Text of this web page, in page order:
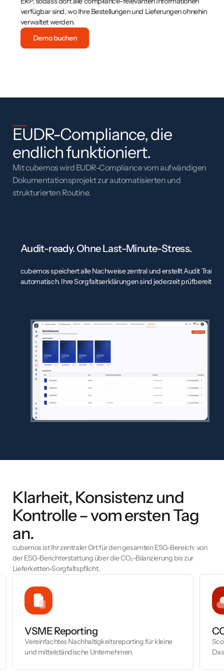
verfügbar sind, wo Ihre Bestellungen und Lieferungen ohnehin
verwaltet werden.
Demo buchen
EUDR-Compliance, die
endlich funktioniert.
Mit cubemos wird EUDR-Compliance vom aufwändigen
Dokumentationsprojekt zur automatisierten und
strukturierten Routine.
Audit-ready. Ohne Last-Minute-Stress.
cubemos speichert alle Nachweise zentral und erstellt Audit Trails
automatisch. Ihre Sorgfaltserklärungen sind jederzeit prüfbereit.
Klarheit, Konsistenz und
Kontrolle – vom ersten Tag
an.
cubemos ist Ihr zentraler Ort für den gesamten ESG-Bereich: von
der ESG-Berichterstattung über die CO₂-Bilanzierung bis zur
Lieferketten-Sorgfaltspflicht.
VSME Reporting
Vereinfachtes Nachhaltigkeitsreporting für kleine
und mittelständische Unternehmen.